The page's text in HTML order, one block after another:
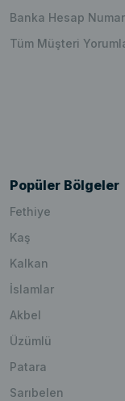
Banka Hesap
Tüm Müşteri
Popüler Bölgeler
Fethiye
Kaş
Kalkan
İslamlar
Akbel
Üzümlü
Patara
Sarıbelen